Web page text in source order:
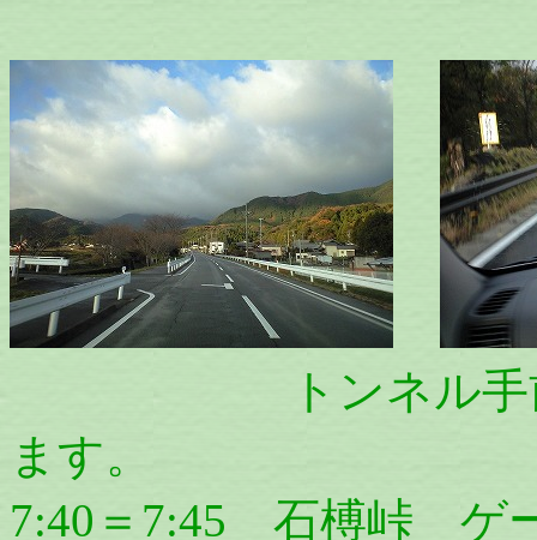
トンネル手前か
ます。
7:40＝7:45 石榑峠 ゲ